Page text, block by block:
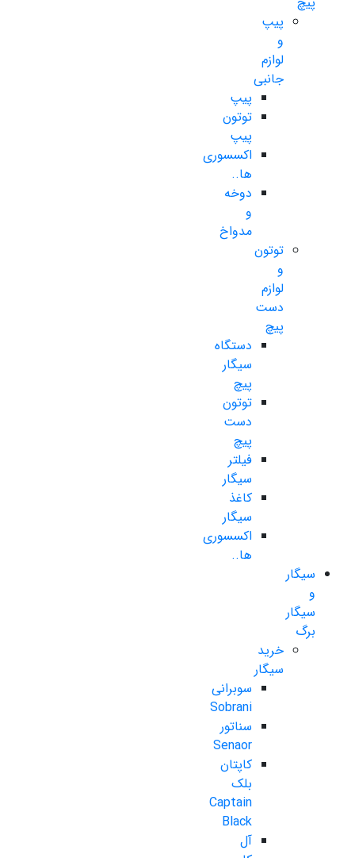
پیپ
و
لوازم
جانبی
پیپ
توتون
پیپ
اکسسوری
ها..
دوخه
و
مدواخ
توتون
و
لوازم
دست
پیچ
دستگاه
سیگار
پیچ
توتون
دست
پیچ
فیلتر
سیگار
کاغذ
سیگار
اکسسوری
ها..
سیگار
و
سیگار
برگ
خرید
سیگار
سوبرانی
Sobrani
سناتور
Senaor
کاپتان
بلک
Captain
Black
آل